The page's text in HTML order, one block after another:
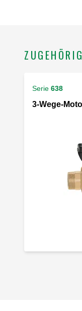
Serie 638
3-Wege-